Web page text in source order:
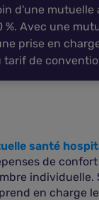
d'une mutuelle
%. Avec une
prise en
tarif de
santé
de
individuelle.
en charge